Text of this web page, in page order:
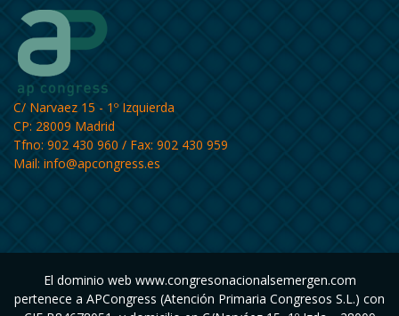
C/ Narvaez 15 - 1º Izquierda
CP: 28009 Madrid
Tfno: 902 430 960 / Fax: 902 430 959
Mail: info@apcongress.es
El dominio web www.congresonacionalsemergen.com
pertenece a APCongress (Atención Primaria Congresos S.L.) con